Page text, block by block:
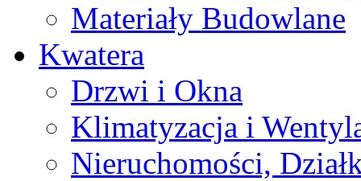
Materiały Budowlane
Kwatera
Drzwi i Okna
Klimatyzacja i
Nieruchomości,